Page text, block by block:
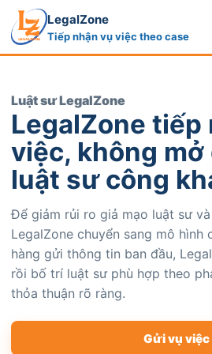
LegalZone
Tiếp nhận vụ việc theo case
Luật sư LegalZone
LegalZone tiếp
việc, không mở
luật sư công
Để giảm rủi ro giả mạo luật sư
LegalZone chuyển sang mô hình
hàng gửi thông tin ban đầu,
rồi bố trí luật sư phù hợp theo
thỏa thuận rõ ràng.
Gửi vụ việc